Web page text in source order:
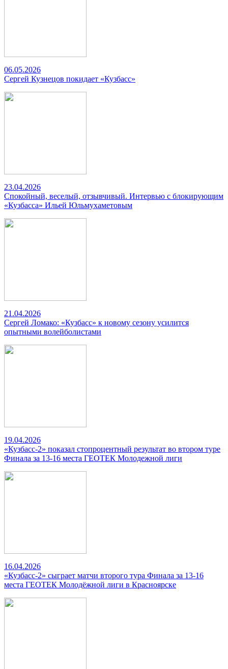
06.05.2026
Сергей Кузнецов покидает «Кузбасс»
23.04.2026
Спокойный, веселый, отзывчивый. Интервью с блокирующим
«Кузбасса» Ильей Юльмухаметовым
21.04.2026
Сергей Ломако: «Кузбасс» к новому сезону усилится
опытными волейболистами
19.04.2026
«Кузбасс-2» показал стопроцентный результат во втором туре
Финала за 13-16 места ГЕОТЕК Молодежной лиги
16.04.2026
«Кузбасс-2» сыграет матчи второго тура Финала за 13-16
места ГЕОТЕК Молодёжной лиги в Красноярске